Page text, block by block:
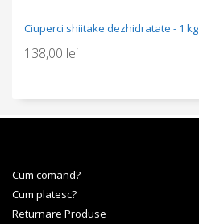
Ciuperci shiitake dezhidratate - 1 kg
138,00 lei
Cum comand?
Cum platesc?
Returnare Produse